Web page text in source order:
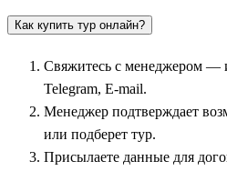
признанЯрославль— один из
В рамках обзорных экскурсий
Спасо-Преображенский
Ильи Пророка с уникальными
совершают прогулки по
Как купить тур онлайн?
Свяжитесь с менеджером —
Telegram, E-mail.
Менеджер подтверждает
или подберет тур.
Присылаете данные для